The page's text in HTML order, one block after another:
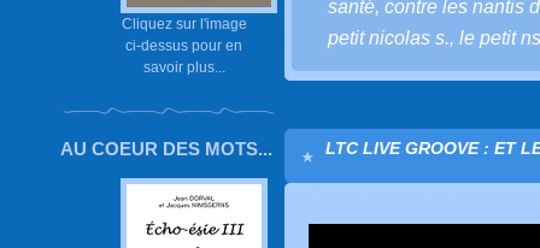
Cliquez sur l'image
ci-dessus pour en
savoir plus...
AU COEUR DES MOTS...
santé, contre les nantis
petit nicolas s., le petit ns
LTC LIVE GROOVE : ET